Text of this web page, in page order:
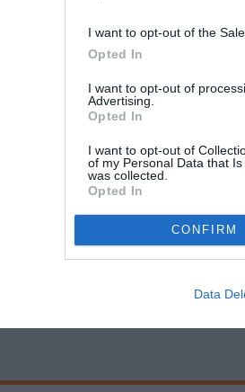
I want to opt-out of the
Opted In
I want to opt-out of
Advertising.
Opted In
I want to opt-out of
of my Personal Data that
was collected.
Opted In
CONFIRM
Data
21:00 | Σάββατο,